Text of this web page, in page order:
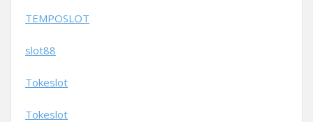
TEMPOSLOT
slot88
Tokeslot
Tokeslot